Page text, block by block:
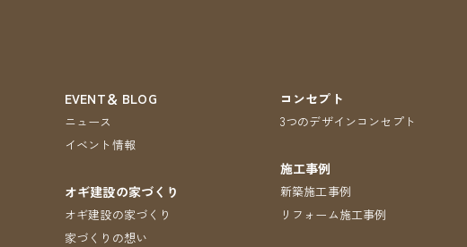
EVENT＆ BLOG
ニュース
イベント情報
オギ建設の家づくり
オギ建設の家づくり
家づくりの想い
コンセプト
3つのデザインコンセプト
施工事例
新築施工事例
リフォーム施工事例